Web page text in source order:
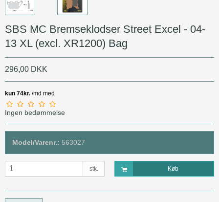
SBS MC Bremseklodser Street Excel - 04-
13 XL (excl. XR1200) Bag
296,00 DKK
Ingen bedømmelse
Model/Varenr.: 563027
stk. Køb